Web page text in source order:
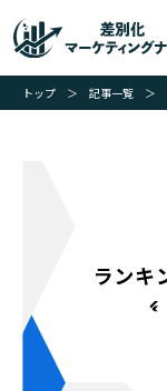
トップ ＞ 記事一覧 ＞